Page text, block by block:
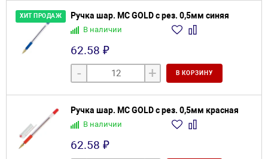
ХИТ ПРОДАЖ Ручка шар. MC GOLD с рез. 0,5мм синяя
В наличии
62.58 ₽
- + В КОРЗИНУ
Ручка шар. MC GOLD с рез. 0,5мм красная
В наличии
62.58 ₽